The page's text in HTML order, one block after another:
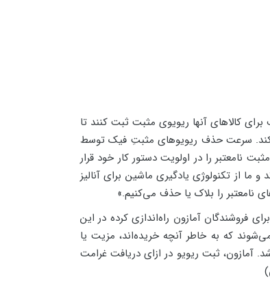
برای کالاهای آنها ریویوی مثبت ثبت کنند تا
سرعت حذف ریویوهای مثبتِ فیک توسط
را در اولویت دستور کار خود قرار
طریق کامپیوتر تولید می‌شوند و ما از تکنولوژی یادگیری ماشین برای آنالیز
را بلاک یا حذف می‌کنیم.»
فروشندگان آمازون راه‌اندازی کرده در این
که به خاطر آنچه خریده‌اند، مزیت یا
آمازون، ثبت ریویو در ازای دریافت غرامت